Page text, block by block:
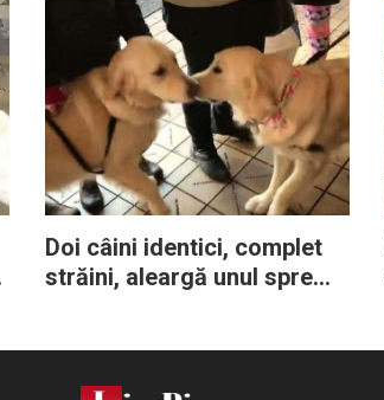
familia lui nu l-a mai dorit
Doi câini identici, complet
străini, aleargă unul spre